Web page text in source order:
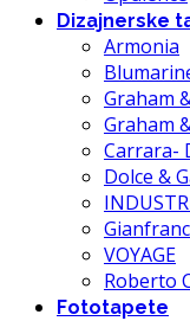
Dizajnerske
Armonia
Graham
Graham
Carrara-
Dolce &
VOYAGE
Roberto
Fototapete